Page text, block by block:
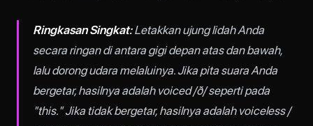
Ringkasan Singkat:Letakkan ujung lidah Anda
secara ringan di antara gigi depan atas dan bawah,
lalu dorong udara melaluinya. Jika pita suara Anda
bergetar, hasilnya adalah voiced /ð/ seperti pada
"this." Jika tidak bergetar, hasilnya adalah voiceless /